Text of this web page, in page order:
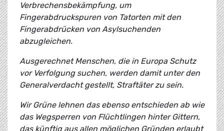
Verbrechensbekämpfung, um
Fingerabdruckspuren von Tatorten mit den
Fingerabdrücken von Asylsuchenden
abzugleichen.
Ausgerechnet Menschen, die in Europa Schutz
vor Verfolgung suchen, werden damit unter den
Generalverdacht gestellt, Straftäter zu sein.
Wir Grüne lehnen das ebenso entschieden ab wie
das Wegsperren von Flüchtlingen hinter Gittern,
das künftig aus allen möglichen Gründen erlaubt